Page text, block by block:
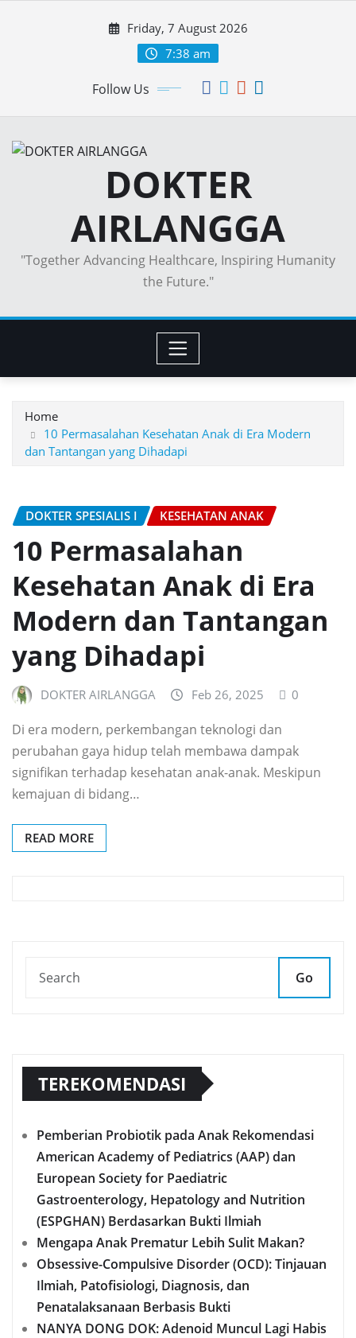
Friday, 7 August 2026
7:38 am
Follow Us
DOKTER
AIRLANGGA
"Together Advancing Healthcare, Inspiring Humanity
the Future."
Home
10 Permasalahan Kesehatan Anak di Era Modern
dan Tantangan yang Dihadapi
DOKTER SPESIALIS I KESEHATAN ANAK
10 Permasalahan
Kesehatan Anak di Era
Modern dan Tantangan
yang Dihadapi
DOKTER AIRLANGGA Feb 26, 2025 0
Di era modern, perkembangan teknologi dan
perubahan gaya hidup telah membawa dampak
signifikan terhadap kesehatan anak-anak. Meskipun
kemajuan di bidang…
READ MORE
Go
TEREKOMENDASI
Pemberian Probiotik pada Anak Rekomendasi
American Academy of Pediatrics (AAP) dan
European Society for Paediatric
Gastroenterology, Hepatology and Nutrition
(ESPGHAN) Berdasarkan Bukti Ilmiah
Mengapa Anak Prematur Lebih Sulit Makan?
Obsessive-Compulsive Disorder (OCD): Tinjauan
Ilmiah, Patofisiologi, Diagnosis, dan
Penatalaksanaan Berbasis Bukti
NANYA DONG DOK: Adenoid Muncul Lagi Habis